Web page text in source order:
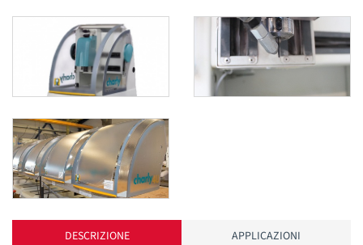
DESCRIZIONE APPLICAZIONI